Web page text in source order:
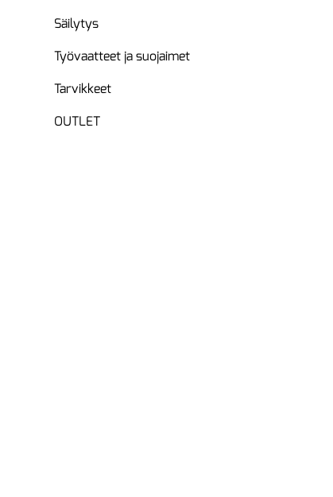
Säilytys
Työvaatteet ja suojaimet
Tarvikkeet
OUTLET